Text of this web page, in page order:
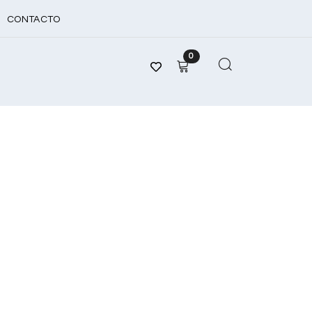
CONTACTO
0